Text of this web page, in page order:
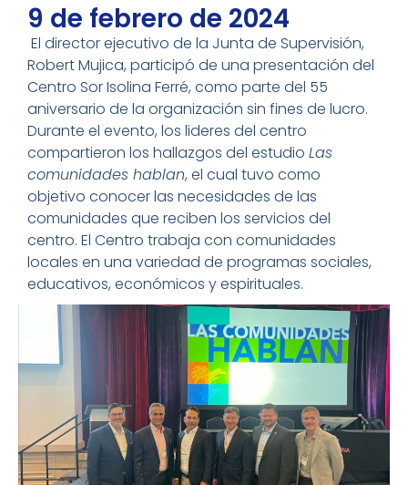
9 de febrero de 2024
El director ejecutivo de la Junta de Supervisión,
Robert Mujica, participó de una presentación del
Centro Sor Isolina Ferré, como parte del 55
aniversario de la organización sin fines de lucro.
Durante el evento, los lideres del centro
compartieron los hallazgos del estudio Las
comunidades hablan, el cual tuvo como
objetivo conocer las necesidades de las
comunidades que reciben los servicios del
centro. El Centro trabaja con comunidades
locales en una variedad de programas sociales,
educativos, económicos y espirituales.